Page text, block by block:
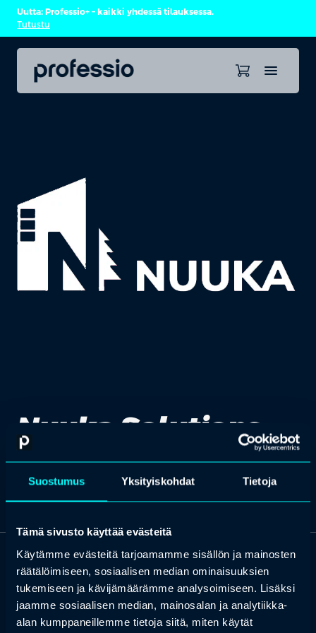
Suostumus Yksityiskohdat Tietoja
Tämä sivusto käyttää evästeitä
Käytämme evästeitä tarjoamamme sisällön ja mainosten
räätälöimiseen, sosiaalisen median ominaisuuksien
tukemiseen ja kävijämäärämme analysoimiseen. Lisäksi
jaamme sosiaalisen median, mainosalan ja analytiikka-
alan kumppaneillemme tietoja siitä, miten käytät
Uutta: Professio+ – kaikki yhdessä tilauksessa.
Tutustu
Nuuka Solutions
OTA YHTEYTTÄ
Keilaranta 1 A, 02150 Espoo
+358 (0)20 780 6220